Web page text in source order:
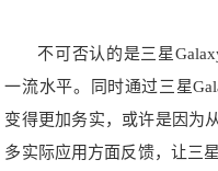
不可否认的是三星
一流水平。同时通过三星
变得更加务实，或许是因为
多实际应用方面反馈，让三